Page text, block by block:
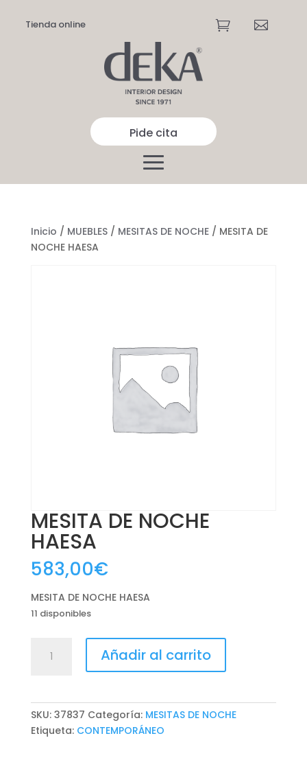
Tienda online  
Pide cita
Inicio / MUEBLES/ MESITAS DE NOCHE/ MESITA DE
NOCHE HAESA
MESITA DE NOCHE
HAESA
583,00€
MESITA DE NOCHE HAESA
11 disponibles
cantidad
Añadir al carrito
SKU: 37837 Categoría: MESITAS DE NOCHE
Etiqueta: CONTEMPORÁNEO